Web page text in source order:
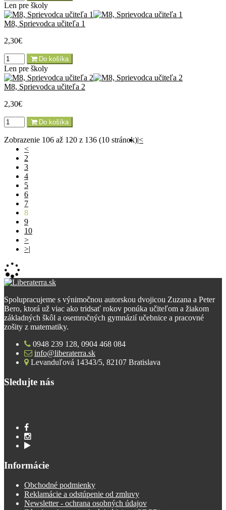
Len pre školy
M8, Sprievodca učiteľa 1
2,30€
Do košíka
Len pre školy
M8, Sprievodca učiteľa 2
2,30€
Do košíka
Zobrazenie 106 až 120 z 136 (10 stránok)|<
<
2
3
4
5
6
7
8
9
10
>
>|
Spolupracujeme s výnimočnou autorskou dvojicou Zuzana a Peter
Bero, ktorá už viac ako tridsať rokov ponúka učiteľom a žiakom
základných škôl a osemročných gymnázií učebnice a pracovné
zošity z matematiky.
0948 239 128, 0904 468 084
info@liberaterra.sk
Levanduľová 14343/5, 82107 Bratislava
Sledujte nás
Informácie
Obchodné podmienky
Reklamácie a odstúpenie od zmluvy
Newsletter - ochrana osobných údajov